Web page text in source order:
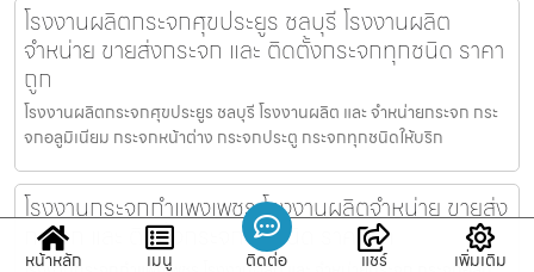
โรงงานผลิตกระจกศุขประยูร ชลบุรี โรงงานผลิต
จำหน่าย ขายส่งกระจก และ ติดตั้งกระจกทุกชนิด ราคา
ถูก
โรงงานผลิตกระจกศุขประยูร ชลบุรี โรงงานผลิต และ จำหน่ายกระจก กระ
จกอลูมิเนียม กระจกหน้าต่าง กระจกประตู กระจกทุกชนิดให้บริก
โรงงานกระจกกำแพงเพชร โรงงานผลิตจำหน่าย ขายส่ง
กระจก และ ติดตั้งกระจกทุกชนิด ราคาถูก
หน้าหลัก เมนู ติดต่อ แชร์ เพิ่มเติม